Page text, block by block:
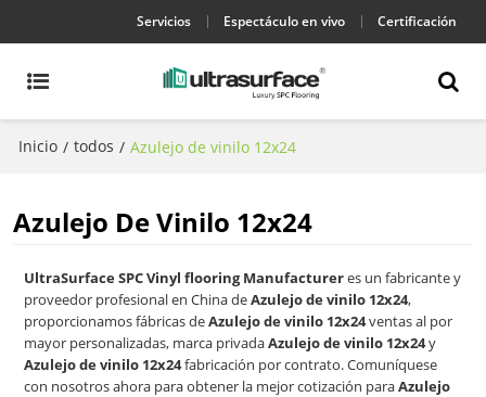
Servicios Espectáculo en vivo Certificación
Inicio / todos / Azulejo de vinilo 12x24
Azulejo De Vinilo 12x24
UltraSurface SPC Vinyl flooring Manufactureres un fabricante y
proveedor profesional en China deAzulejo de vinilo 12x24,
proporcionamos fábricas deAzulejo de vinilo 12x24ventas al por
mayor personalizadas, marca privadaAzulejo de vinilo 12x24y
Azulejo de vinilo 12x24fabricación por contrato. Comuníquese
con nosotros ahora para obtener la mejor cotización paraAzulejo